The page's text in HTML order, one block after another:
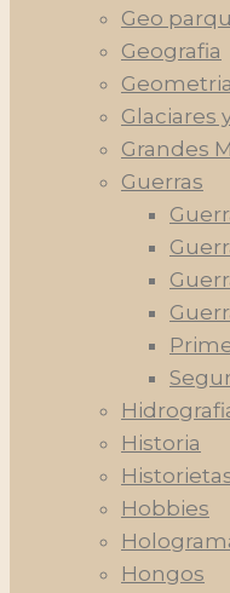
Geo
Geografia
Geometria
Glaciares
Grandes
Guerras
Historia
Hobbies
Hongos